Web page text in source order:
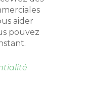
aider
pouvez